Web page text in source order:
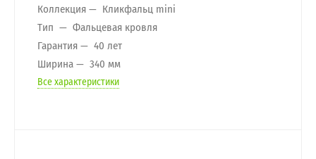
Коллекция
Кликфальц mini
Тип
Фальцевая кровля
Гарантия
40 лет
Ширина
340 мм
Все характеристики